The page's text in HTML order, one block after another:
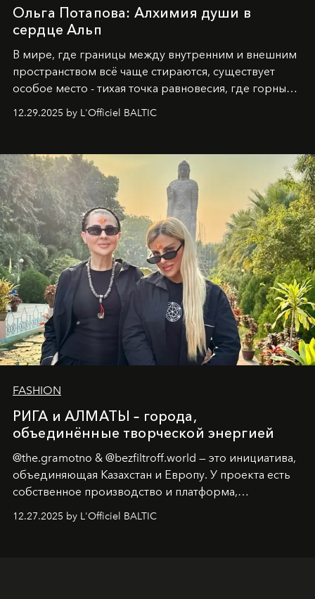
Ольга Потапова: Алхимия души в
сердце Альп
В мире, где границы между внутренним и внешним
пространством всё чаще стираются, существует
особое место - тихая точка равновесия, где горные
вершины Швейцарии встречаются с бездонными
глубинами человеческой души. Здесь, на стыке
Ольга Потапова - женщина, чей путь от поиска
истины превратился в искусство превращения
человеческих кризисов в возможности для
возрождения.
12.29.2025 by L'Officiel BALTIC
FASHION
РИГА и АЛМАТЫ – города,
объединённые творческой энергией
@the.gramotno & @bezfiltroff.world — это инициатива,
объединяющая Казахстан и Европу. У проекта есть
собственное производство и платформа,
предоставляющая возможности, поддержку и
решения для дизайнеров и молодых брендов.
12.27.2025 by L'Officiel BALTIC